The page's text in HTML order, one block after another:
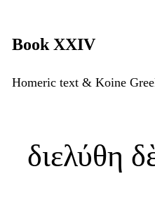
Book XXIV
Homeric text & Koine
διελύθη